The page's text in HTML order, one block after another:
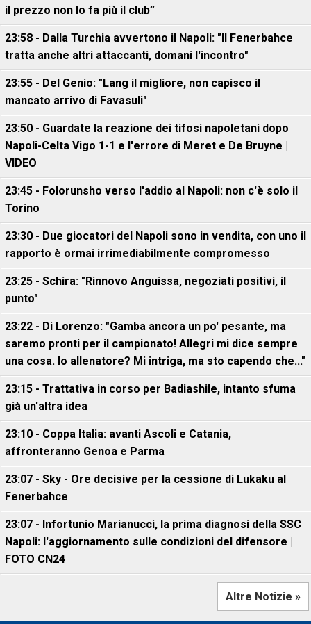
il prezzo non lo fa più il club”
23:58 - Dalla Turchia avvertono il Napoli: "Il Fenerbahce
tratta anche altri attaccanti, domani l'incontro"
23:55 - Del Genio: "Lang il migliore, non capisco il
mancato arrivo di Favasuli"
23:50 - Guardate la reazione dei tifosi napoletani dopo
Napoli-Celta Vigo 1-1 e l'errore di Meret e De Bruyne |
VIDEO
23:45 - Folorunsho verso l'addio al Napoli: non c'è solo il
Torino
23:30 - Due giocatori del Napoli sono in vendita, con uno il
rapporto è ormai irrimediabilmente compromesso
23:25 - Schira: "Rinnovo Anguissa, negoziati positivi, il
punto"
23:22 - Di Lorenzo: "Gamba ancora un po' pesante, ma
saremo pronti per il campionato! Allegri mi dice sempre
una cosa. Io allenatore? Mi intriga, ma sto capendo che..."
23:15 - Trattativa in corso per Badiashile, intanto sfuma
già un'altra idea
23:10 - Coppa Italia: avanti Ascoli e Catania,
affronteranno Genoa e Parma
23:07 - Sky - Ore decisive per la cessione di Lukaku al
Fenerbahce
23:07 - Infortunio Marianucci, la prima diagnosi della SSC
Napoli: l'aggiornamento sulle condizioni del difensore |
FOTO CN24
Altre Notizie »